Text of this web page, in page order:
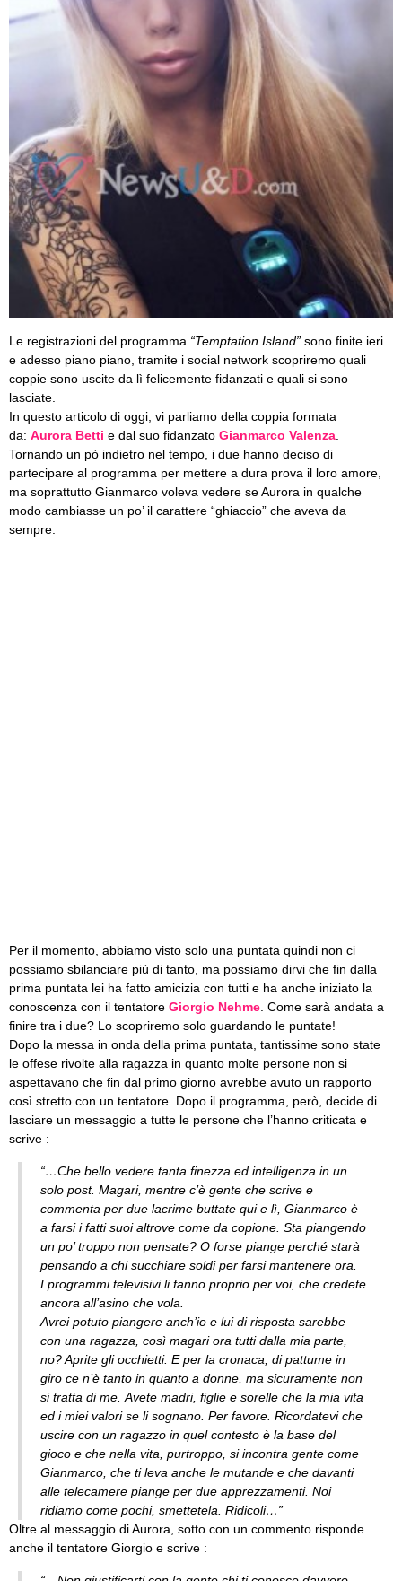
Le registrazioni del programma “Temptation Island” sono finite ieri
e adesso piano piano, tramite i social network scopriremo quali
coppie sono uscite da lì felicemente fidanzati e quali si sono
lasciate.
In questo articolo di oggi, vi parliamo della coppia formata
da: Aurora Betti e dal suo fidanzato Gianmarco Valenza
Tornando un pò indietro nel tempo, i due hanno deciso di
partecipare al programma per mettere a dura prova il loro amore,
ma soprattutto Gianmarco voleva vedere se Aurora in qualche
modo cambiasse un po’ il carattere “ghiaccio” che aveva da
sempre.
Per il momento, abbiamo visto solo una puntata quindi non ci
possiamo sbilanciare più di tanto, ma possiamo dirvi che fin dalla
prima puntata lei ha fatto amicizia con tutti e ha anche iniziato la
conoscenza con il tentatore Giorgio Nehme . Come sarà andata a
finire tra i due? Lo scopriremo solo guardando le puntate!
Dopo la messa in onda della prima puntata, tantissime sono state
le offese rivolte alla ragazza in quanto molte persone non si
aspettavano che fin dal primo giorno avrebbe avuto un rapporto
così stretto con un tentatore. Dopo il programma, però, decide di
lasciare un messaggio a tutte le persone che l’hanno criticata e
scrive :
“…Che bello vedere tanta finezza ed intelligenza in un
solo post. Magari, mentre c’è gente che scrive e
commenta per due lacrime buttate qui e lì, Gianmarco è
a farsi i fatti suoi altrove come da copione. Sta piangendo
un po’ troppo non pensate? O forse piange perché starà
pensando a chi succhiare soldi per farsi mantenere ora.
I programmi televisivi li fanno proprio per voi, che credete
ancora all’asino che vola.
Avrei potuto piangere anch’io e lui di risposta sarebbe
con una ragazza, così magari ora tutti dalla mia parte,
no? Aprite gli occhietti. E per la cronaca, di pattume in
giro ce n’è tanto in quanto a donne, ma sicuramente non
si tratta di me. Avete madri, figlie e sorelle che la mia vita
ed i miei valori se li sognano. Per favore. Ricordatevi che
uscire con un ragazzo in quel contesto è la base del
gioco e che nella vita, purtroppo, si incontra gente come
Gianmarco, che ti leva anche le mutande e che davanti
alle telecamere piange per due apprezzamenti. Noi
ridiamo come pochi, smettetela. Ridicoli…”
Oltre al messaggio di Aurora, sotto con un commento risponde
anche il tentatore Giorgio e scrive :